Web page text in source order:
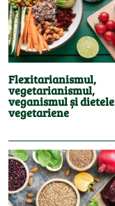
Flexitarianismul,
vegetarianismul,
veganismul și dietele
vegetariene